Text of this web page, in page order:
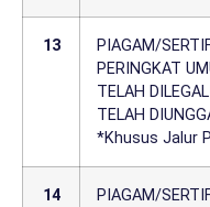
13
PIAGAM/
PERINGKAT
TELAH
TELAH
*Khusus Jalur
14
PIAGAM/